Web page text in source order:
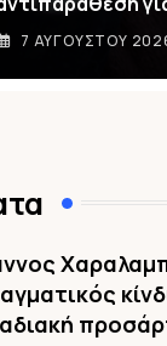
7 ΑΥΓΟΎΣΤΟΥ